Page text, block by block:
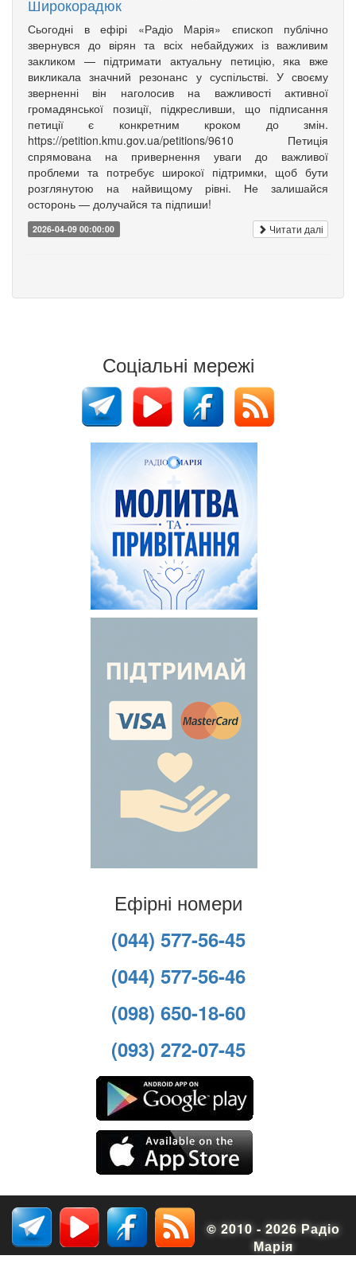
Широкорадюк
Сьогодні в ефірі «Радіо Марія» єпископ публічно
звернувся до вірян та всіх небайдужих із важливим
закликом — підтримати актуальну петицію, яка вже
викликала значний резонанс у суспільстві. У своєму
зверненні він наголосив на важливості активної
громадянської позиції, підкресливши, що підписання
петиції є конкретним кроком до змін.
https://petition.kmu.gov.ua/petitions/9610 Петиція
спрямована на привернення уваги до важливої
проблеми та потребує широкої підтримки, щоб бути
розглянутою на найвищому рівні. Не залишайся
осторонь — долучайся та підпиши!
2026-04-09 00:00:00 Читати далі
Соціальні мережі
Ефірні номери
(044) 577-56-45
(044) 577-56-46
(098) 650-18-60
(093) 272-07-45
© 2010 - 2026 Радіо
Марія